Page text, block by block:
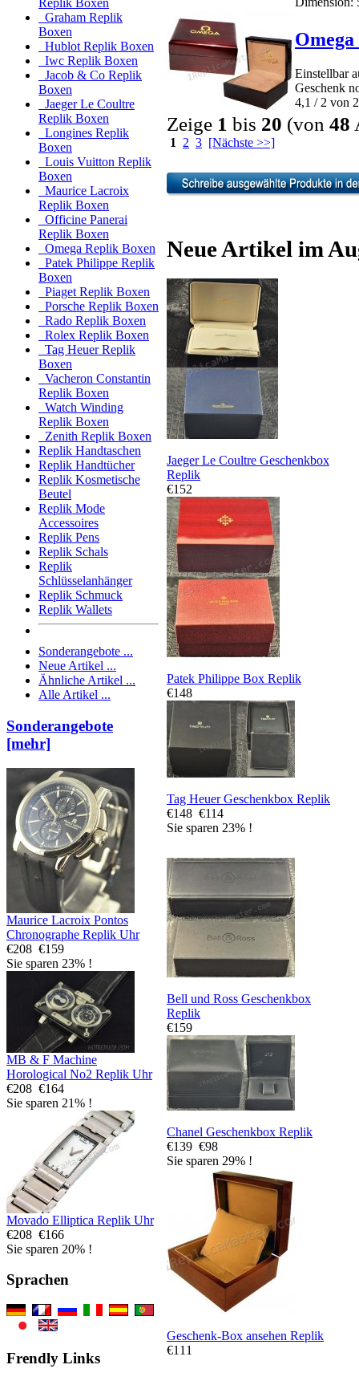
Replik Boxen
Graham Replik
Boxen
Hublot Replik Boxen
Iwc Replik Boxen
Jacob & Co Replik
Boxen
Jaeger Le Coultre
Replik Boxen
Longines Replik
Boxen
Louis Vuitton Replik
Boxen
Maurice Lacroix
Replik Boxen
Officine Panerai
Replik Boxen
Omega Replik Boxen
Patek Philippe Replik
Boxen
Piaget Replik Boxen
Porsche Replik Boxen
Rado Replik Boxen
Rolex Replik Boxen
Tag Heuer Replik
Boxen
Vacheron Constantin
Replik Boxen
Watch Winding
Replik Boxen
Zenith Replik Boxen
Replik Handtaschen
Replik Handtücher
Replik Kosmetische
Beutel
Replik Mode
Accessoires
Replik Pens
Replik Schals
Replik
Schlüsselanhänger
Replik Schmuck
Replik Wallets
Sonderangebote ...
Neue Artikel ...
Ähnliche Artikel ...
Alle Artikel ...
Sonderangebote
[mehr]
Maurice Lacroix Pontos
Chronographe Replik Uhr
€208 €159
Sie sparen 23% !
MB & F Machine
Horological No2 Replik Uhr
€208 €164
Sie sparen 21% !
Movado Elliptica Replik Uhr
€208 €166
Sie sparen 20% !
Sprachen
Frendly Links
Einstellbar
Geschenk
4,1 / 2 von
Zeige 1 bis 20 (von 48
1 2 3 [Nächste >>]
Neue Artikel im
Jaeger Le Coultre Geschenkbox
Replik
€152
Patek Philippe Box Replik
€148
Tag Heuer Geschenkbox Replik
€148 €114
Sie sparen 23% !
Bell und Ross Geschenkbox
Replik
€159
Chanel Geschenkbox Replik
€139 €98
Sie sparen 29% !
Geschenk-Box ansehen Replik
€111